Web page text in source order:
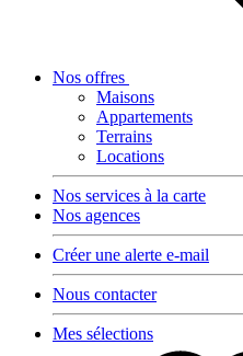
Nos offres
Maisons
Appartements
Terrains
Locations
Nos services à la carte
Nos agences
Créer une alerte e-mail
Nous contacter
Mes sélections